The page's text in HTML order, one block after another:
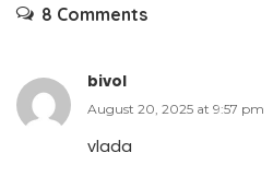
8 Comments
bivol
August 20, 2025 at 9:57 pm
vlada